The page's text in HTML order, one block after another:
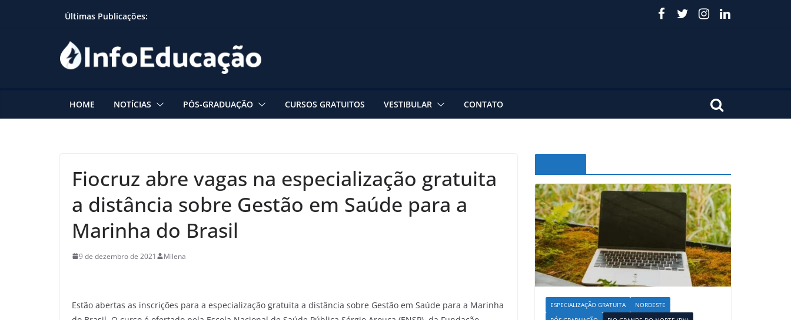
Últimas Publicações:
HOME NOTÍCIAS PÓS-GRADUAÇÃO CURSOS GRATUITOS VESTIBULAR CONTATO
Fiocruz abre vagas na especialização gratuita
a distância sobre Gestão em Saúde para a
Marinha do Brasil
9 de dezembro de 2021 Milena
Estão abertas as inscrições para a especialização gratuita a distância sobre Gestão em Saúde para a Marinha
ESPECIALIZAÇÃO GRATUITA
NORDESTE